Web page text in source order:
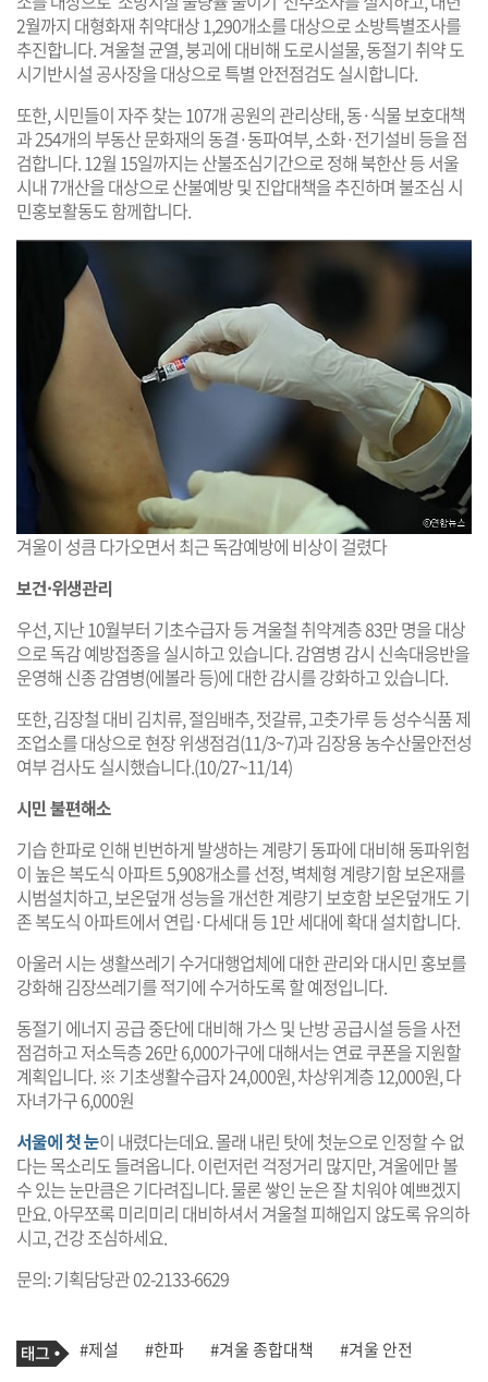
2월까지 대형화재 취약대상 1,290개소를 대상으로 소방특별조사를
추진합니다. 겨울철 균열, 붕괴에 대비해 도로시설물, 동절기 취약 도
시기반시설 공사장을 대상으로 특별 안전점검도 실시합니다.
또한, 시민들이 자주 찾는 107개 공원의 관리상태, 동·식물 보호대책
과 254개의 부동산 문화재의 동결·동파여부, 소화·전기설비 등을 점
검합니다. 12월 15일까지는 산불조심기간으로 정해 북한산 등 서울
시내 7개산을 대상으로 산불예방 및 진압대책을 추진하며 불조심 시
민홍보활동도 함께합니다.
겨울이 성큼 다가오면서 최근 독감예방에 비상이 걸렸다
보건·위생관리
우선, 지난 10월부터 기초수급자 등 겨울철 취약계층 83만 명을 대상
으로 독감 예방접종을 실시하고 있습니다. 감염병 감시 신속대응반을
운영해 신종 감염병(에볼라 등)에 대한 감시를 강화하고 있습니다.
또한, 김장철 대비 김치류, 절임배추, 젓갈류, 고춧가루 등 성수식품 제
조업소를 대상으로 현장 위생점검(11/3~7)과 김장용 농수산물안전성
여부 검사도 실시했습니다.(10/27~11/14)
시민 불편해소
기습 한파로 인해 빈번하게 발생하는 계량기 동파에 대비해 동파위험
이 높은 복도식 아파트 5,908개소를 선정, 벽체형 계량기함 보온재를
시범설치하고, 보온덮개 성능을 개선한 계량기 보호함 보온덮개도 기
존 복도식 아파트에서 연립·다세대 등 1만 세대에 확대 설치합니다.
아울러 시는 생활쓰레기 수거대행업체에 대한 관리와 대시민 홍보를
강화해 김장쓰레기를 적기에 수거하도록 할 예정입니다.
동절기 에너지 공급 중단에 대비해 가스 및 난방 공급시설 등을 사전
점검하고 저소득층 26만 6,000가구에 대해서는 연료 쿠폰을 지원할
계획입니다. ※ 기초생활수급자 24,000원, 차상위계층 12,000원, 다
자녀가구 6,000원
서울에 첫 눈이 내렸다는데요. 몰래 내린 탓에 첫눈으로 인정할 수 없
다는 목소리도 들려옵니다. 이런저런 걱정거리 많지만, 겨울에만 볼
수 있는 눈만큼은 기다려집니다. 물론 쌓인 눈은 잘 치워야 예쁘겠지
만요. 아무쪼록 미리미리 대비하셔서 겨울철 피해입지 않도록 유의하
시고, 건강 조심하세요.
문의: 기획담당관 02-2133-6629
기
사
태
그
#제설 #한파 #겨울 종합대책 #겨울 안전